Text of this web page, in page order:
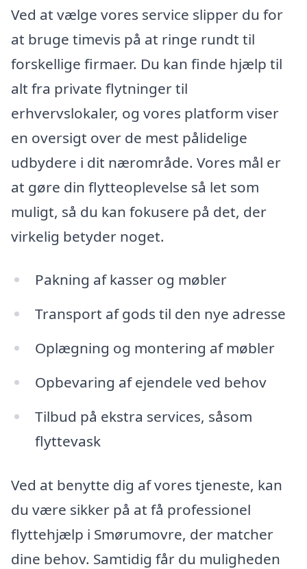
Ved at vælge vores service slipper du for
at bruge timevis på at ringe rundt til
forskellige firmaer. Du kan finde hjælp til
alt fra private flytninger til
erhvervslokaler, og vores platform viser
en oversigt over de mest pålidelige
udbydere i dit nærområde. Vores mål er
at gøre din flytteoplevelse så let som
muligt, så du kan fokusere på det, der
virkelig betyder noget.
Pakning af kasser og møbler
Transport af gods til den nye adresse
Oplægning og montering af møbler
Opbevaring af ejendele ved behov
Tilbud på ekstra services, såsom
flyttevask
Ved at benytte dig af vores tjeneste, kan
du være sikker på at få professionel
flyttehjælp i Smørumovre, der matcher
dine behov. Samtidig får du muligheden